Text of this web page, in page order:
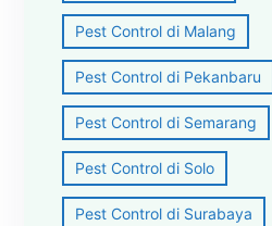
Pest Control di Malang
Pest Control di Pekanbaru
Pest Control di Semarang
Pest Control di Solo
Pest Control di Surabaya